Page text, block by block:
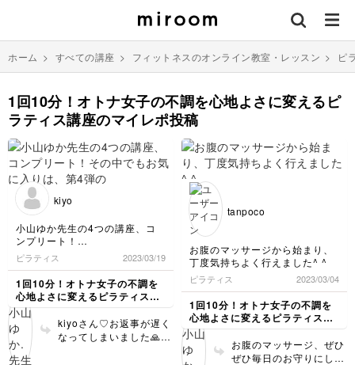
ホーム > すべての講座 > フィットネスのオンライン教室・レッスン > ピ
1回10分！オトナ女子の不調を心地よさに変えるピ
ラティス講座のマイレポ投稿
kiyo
小山ゆか先生の4つの講座、コ
ンプリート！
その中でもお気に入りは、第4
弾のLesson2です。骨盤がフラ
ットになる感覚がとても気持ち
よくて、リピートしてます！
ピラティス 2023/03/19
1回10分！オトナ女子の不調を
心地よさに変えるピラティス講
座
kiyoさん♡お返事が遅く
なってしまいました🙏コ
tanpoco
お腹のマッサージから始まり、
丁度気持ちよく行えました^ ^
ピラティス 2023/03/04
1回10分！オトナ女子の不調を
心地よさに変えるピラティス講
座
お腹のマッサージ、ぜひ
ぜひ毎日のお守りにして